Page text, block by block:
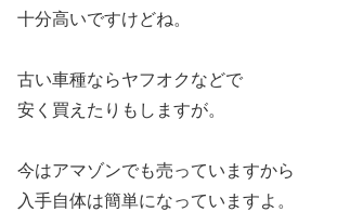
十分高いですけどね。
古い車種ならヤフオクなどで
安く買えたりもしますが。
今はアマゾンでも売っていますから
入手自体は簡単になっていますよ。